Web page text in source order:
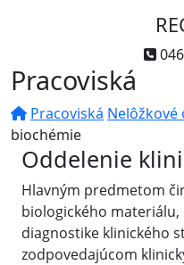
Pracoviská
Pracoviská Nelôžkové
biochémie
Oddelenie
Hlavným predmetom
biologického
diagnostike klinického
zodpovedajúcom